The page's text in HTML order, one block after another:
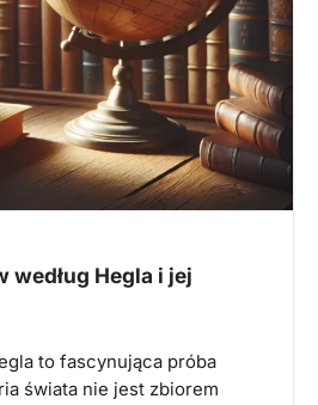
według Hegla i jej
to fascynująca próba
świata nie jest zbiorem